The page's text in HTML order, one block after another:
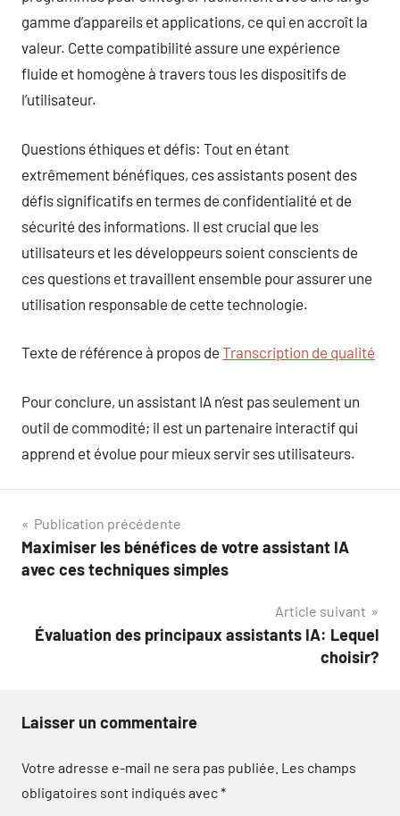
gamme d’appareils et applications, ce qui en accroît la
valeur. Cette compatibilité assure une expérience
fluide et homogène à travers tous les dispositifs de
l’utilisateur.
Questions éthiques et défis: Tout en étant
extrêmement bénéfiques, ces assistants posent des
défis significatifs en termes de confidentialité et de
sécurité des informations. Il est crucial que les
utilisateurs et les développeurs soient conscients de
ces questions et travaillent ensemble pour assurer une
utilisation responsable de cette technologie.
Texte de référence à propos de Transcription de qualité
Pour conclure, un assistant IA n’est pas seulement un
outil de commodité; il est un partenaire interactif qui
apprend et évolue pour mieux servir ses utilisateurs.
Navigation
de
Publication précédente
Maximiser les bénéfices de votre assistant IA
avec ces techniques simples
Article suivant
Évaluation des principaux assistants IA: Lequel
choisir?
Laisser un commentaire
Votre adresse e-mail ne sera pas publiée. Les champs
obligatoires sont indiqués avec*